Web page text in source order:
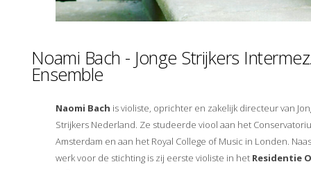
Noami Bach - Jonge Strijkers
Ensemble
Naomi Bach is violiste, oprichter en zakelijk directeur van
Strijkers Nederland. Ze studeerde viool aan het
Amsterdam en aan het Royal College of Music in Londen.
werk voor de stichting is zij eerste violiste in het Residentie